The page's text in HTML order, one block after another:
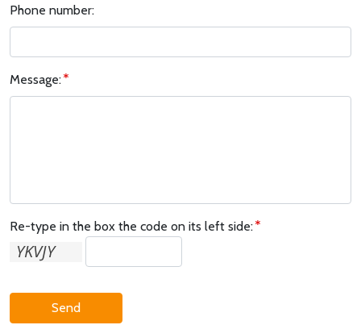
Phone number:
Message:
Re-type in the box the code on its left side:
Send